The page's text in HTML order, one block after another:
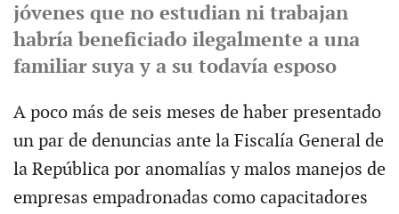
jóvenes que no estudian ni trabajan
habría beneficiado ilegalmente a una
familiar suya y a su todavía esposo
A poco más de seis meses de haber presentado
un par de denuncias ante la Fiscalía General de
la República por anomalías y malos manejos de
empresas empadronadas como capacitadores